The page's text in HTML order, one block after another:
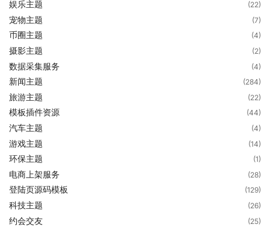
娱乐主题 (22)
宠物主题 (7)
币圈主题 (4)
摄影主题 (2)
数据采集服务 (4)
新闻主题 (284)
旅游主题 (22)
模板插件资源 (44)
汽车主题 (4)
游戏主题 (14)
环保主题 (1)
电商上架服务 (28)
登陆页源码模板 (129)
科技主题 (26)
约会交友 (25)